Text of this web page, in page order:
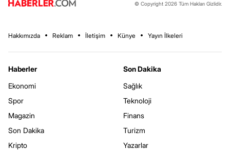
© Copyright 2026 Tüm Hakları Gizlidir.
Hakkımızda Reklam İletişim Künye Yayın İlkeleri
Haberler
Ekonomi
Spor
Magazin
Son Dakika
Kripto
Son Dakika
Sağlık
Teknoloji
Finans
Turizm
Yazarlar